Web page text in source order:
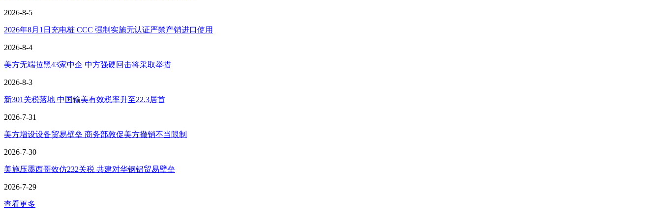
2026-8-5
2026年8月1日充电桩 CCC 强制实施无认证严禁产销进口使用
2026-8-4
美方无端拉黑43家中企 中方强硬回击将采取举措
2026-8-3
新301关税落地 中国输美有效税率升至22.3居首
2026-7-31
美方增设设备贸易壁垒 商务部敦促美方撤销不当限制
2026-7-30
美施压墨西哥效仿232关税 共建对华钢铝贸易壁垒
2026-7-29
查看更多